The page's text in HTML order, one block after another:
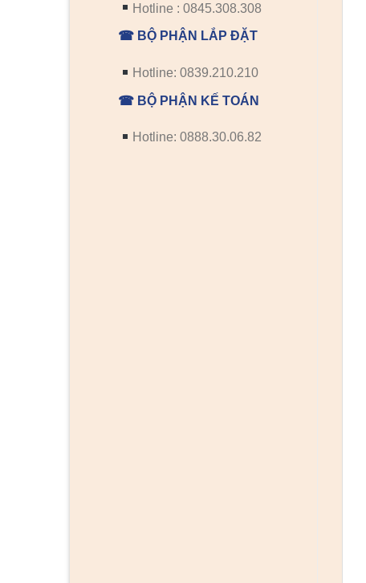
Hotline : 0845.308.308
☎ BỘ PHẬN LẮP ĐẶT
Hotline: 0839.210.210
☎ BỘ PHẬN KẾ TOÁN
Hotline: 0888.30.06.82